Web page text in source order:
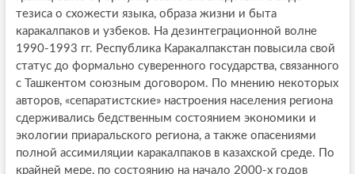
тезиса о схожести языка, образа жизни и быта
каракалпаков и узбеков. На дезинтеграционной волне
1990-1993 гг. Республика Каракалпакстан повысила свой
статус до формально суверенного государства, связанного
с Ташкентом союзным договором. По мнению некоторых
авторов, «сепаратистские» настроения населения региона
сдерживались бедственным состоянием экономики и
экологии приаральского региона, а также опасениями
полной ассимиляции каракалпаков в казахской среде. По
крайней мере, по состоянию на начало 2000-х годов